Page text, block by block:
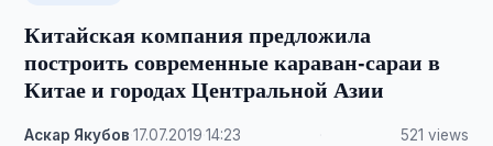
Китайская компания предложила
построить современные караван-сараи в
Китае и городах Центральной Азии
Аскар Якубов ·17.07.2019 ·14:23 521 views